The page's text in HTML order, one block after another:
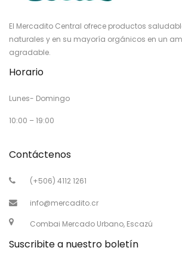
El Mercadito Central ofrece productos
naturales y en su mayoría orgánicos en un
agradable.
Horario
Lunes- Domingo
10:00 – 19:00
Contáctenos
(+506) 4112 1261
info@mercadito.cr
Combai Mercado Urbano, Escazú
Suscribite a nuestro boletín